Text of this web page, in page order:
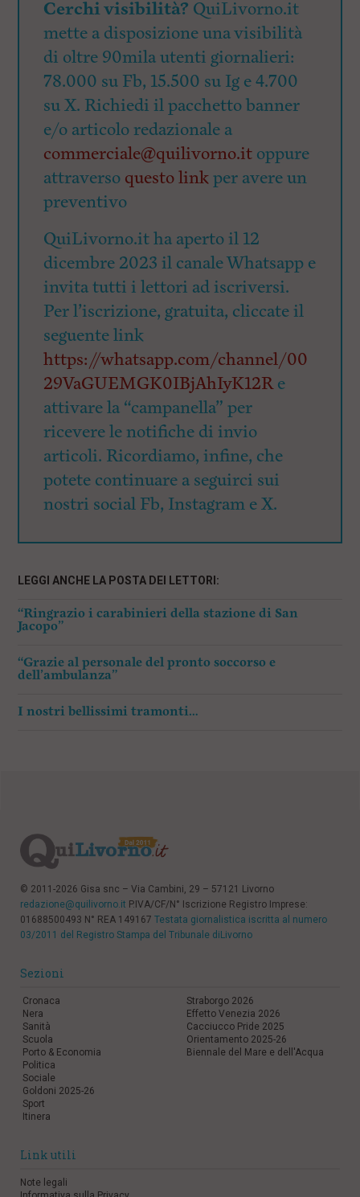
Cerchi visibilità? QuiLivorno.it
mette a disposizione una visibilità
di oltre 90mila utenti giornalieri:
78.000 su Fb, 15.500 su Ig e 4.700
su X. Richiedi il pacchetto banner
e/o articolo redazionale a
commerciale@quilivorno.it oppure
attraverso questo linkper avere un
preventivo
QuiLivorno.it ha aperto il 12
dicembre 2023 il canale Whatsapp e
invita tutti i lettori ad iscriversi.
Per l’iscrizione, gratuita, cliccate il
seguente link
https://whatsapp.com/channel/00
29VaGUEMGK0IBjAhIyK12Re
attivare la “campanella” per
ricevere le notifiche di invio
articoli. Ricordiamo, infine, che
potete continuare a seguirci sui
nostri social Fb, Instagram e X.
LEGGI ANCHE LA POSTA DEI LETTORI:
“Ringrazio i carabinieri della stazione di San
Jacopo”
“Grazie al personale del pronto soccorso e
dell’ambulanza”
I nostri bellissimi tramonti…
© 2011-2026 Gisa snc – Via Cambini, 29 – 57121 Livorno
redazione@quilivorno.it P.IVA/CF/N° Iscrizione Registro Imprese:
01688500493 N° REA 149167 Testata giornalistica iscritta al numero
03/2011 del Registro Stampa del Tribunale diLivorno
Sezioni
Cronaca
Nera
Sanità
Scuola
Porto & Economia
Politica
Sociale
Goldoni 2025-26
Sport
Itinera
Straborgo 2026
Effetto Venezia 2026
Cacciucco Pride 2025
Orientamento 2025-26
Biennale del Mare e dell'Acqua
Link utili
Note legali